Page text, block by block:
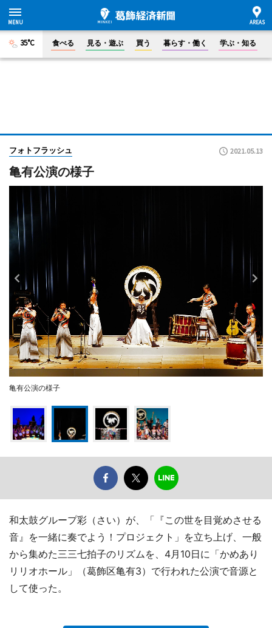
35°C 食べる 見る・遊ぶ 買う 暮らす・働く 学ぶ・知る
フォトフラッシュ 2021.05.13
亀有公演の様子
亀有公演の様子
和太鼓グループ彩（さい）が、「『この世を目覚めさせる
音』を一緒に奏でよう！プロジェクト」を立ち上げ、一般
から集めた三三七拍子のリズムを、4月10日に「かめあり
リリオホール」（葛飾区亀有3）で行われた公演で音源と
して使った。